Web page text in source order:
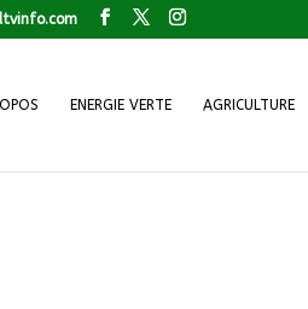
ENERGIE VERTE AGRICULTURE